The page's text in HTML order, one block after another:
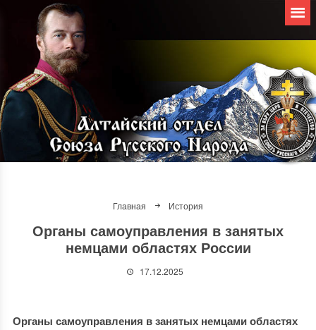
Главная История
Органы самоуправления в занятых
немцами областях России
17.12.2025
Органы самоуправления в занятых немцами областях